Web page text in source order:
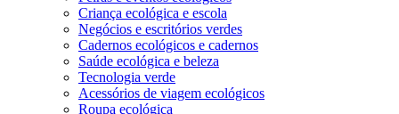
Criança ecológica e escola
Negócios e escritórios verdes
Cadernos ecológicos e cadernos
Saúde ecológica e beleza
Tecnologia verde
Acessórios de viagem ecológicos
Roupa ecológica